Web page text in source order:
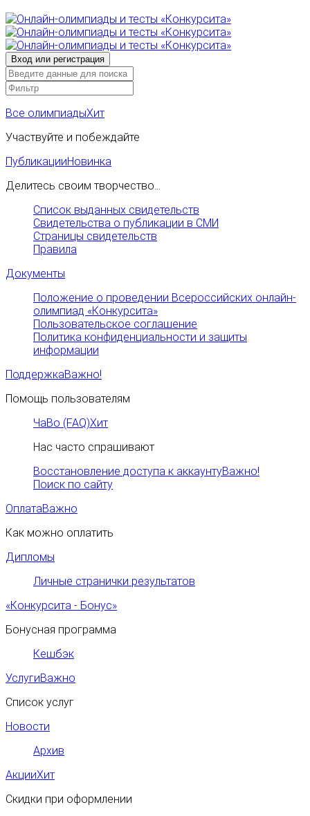
Все олимпиадыХит
Участвуйте и побеждайте
ПубликацииНовинка
Делитесь своим творчество...
Список выданных свидетельств
Свидетельства о публикации в СМИ
Страницы свидетельств
Правила
Документы
Положение о проведении Всероссийских онлайн-
олимпиад «Конкурсита»
Пользовательское соглашение
Политика конфиденциальности и защиты
информации
ПоддержкаВажно!
Помощь пользователям
ЧаВо (FAQ)Хит
Нас часто спрашивают
Восстановление доступа к аккаунтуВажно!
Поиск по сайту
ОплатаВажно
Как можно оплатить
Дипломы
Личные странички результатов
«Конкурсита - Бонус»
Бонусная программа
Кешбэк
УслугиВажно
Список услуг
Новости
Архив
АкцииХит
Скидки при оформлении